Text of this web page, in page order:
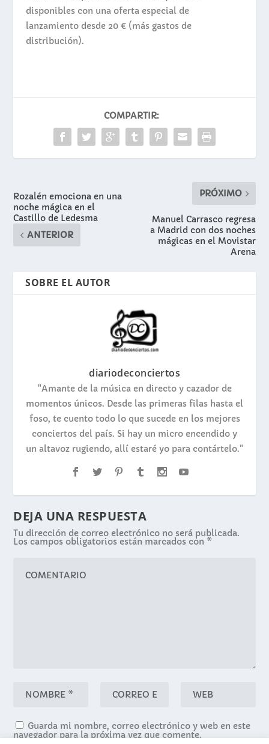
disponibles con una oferta especial de
lanzamiento desde 20 € (más gastos de
distribución).
COMPARTIR:
Rozalén emociona en una
noche mágica en el
Castillo de Ledesma
ANTERIOR
PRÓXIMO
Manuel Carrasco regresa
a Madrid con dos noches
mágicas en el Movistar
Arena
SOBRE EL AUTOR
diariodeconciertos
"Amante de la música en directo y cazador de
momentos únicos. Desde las primeras filas hasta el
foso, te cuento todo lo que sucede en los mejores
conciertos del país. Si hay un micro encendido y
un altavoz rugiendo, allí estaré yo para contártelo."
DEJA UNA RESPUESTA
Tu dirección de correo electrónico no será publicada.
Los campos obligatorios están marcados con*
Guarda mi nombre, correo electrónico y web en este
navegador para la próxima vez que comente.